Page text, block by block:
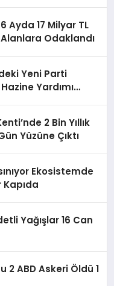
Ayda 17 Milyar TL
Odaklandı
Yeni Parti
Yardımı
2 Bin Yıllık
Yüzüne Çıktı
Ekosistemde
Yağışlar 16 Can
2 ABD Askeri Öldü 1